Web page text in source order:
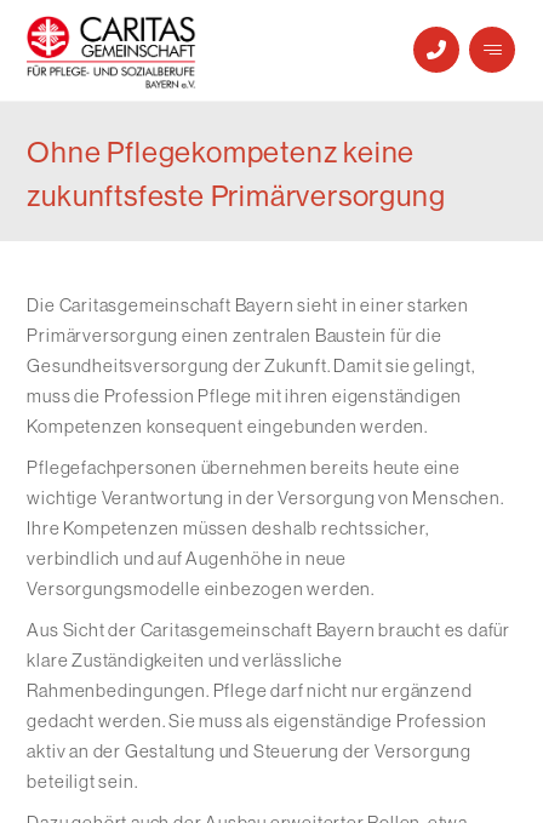
Ohne Pflegekompetenz keine
zukunftsfeste Primärversorgung
Die Caritasgemeinschaft Bayern sieht in einer starken
Primärversorgung einen zentralen Baustein für die
Gesundheitsversorgung der Zukunft. Damit sie gelingt,
muss die Profession Pflege mit ihren eigenständigen
Kompetenzen konsequent eingebunden werden.
Pflegefachpersonen übernehmen bereits heute eine
wichtige Verantwortung in der Versorgung von Menschen.
Ihre Kompetenzen müssen deshalb rechtssicher,
verbindlich und auf Augenhöhe in neue
Versorgungsmodelle einbezogen werden.
Aus Sicht der Caritasgemeinschaft Bayern braucht es dafür
klare Zuständigkeiten und verlässliche
Rahmenbedingungen. Pflege darf nicht nur ergänzend
gedacht werden. Sie muss als eigenständige Profession
aktiv an der Gestaltung und Steuerung der Versorgung
beteiligt sein.